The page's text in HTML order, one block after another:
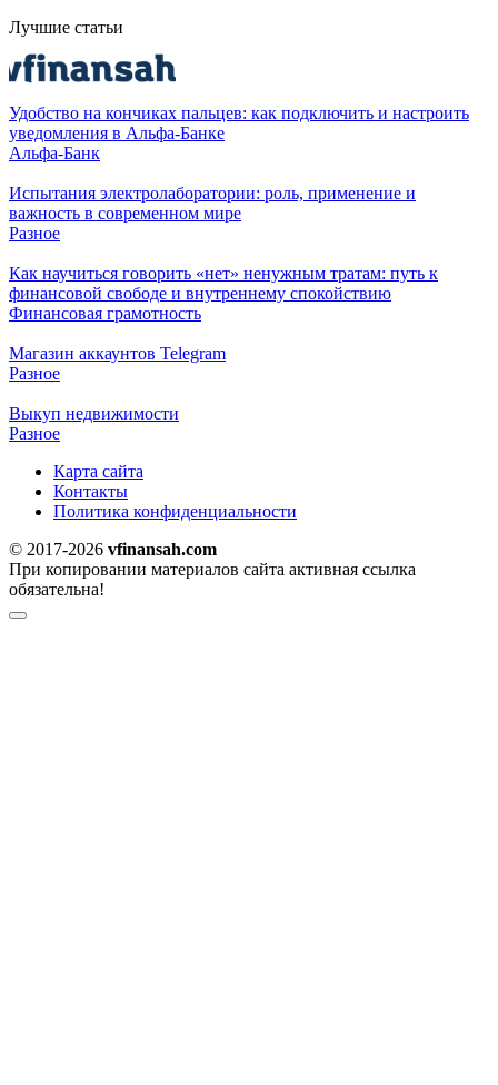
Лучшие статьи
Удобство на кончиках пальцев: как подключить и настроить
уведомления в Альфа-Банке
Альфа-Банк
Испытания электролаборатории: роль, применение и
важность в современном мире
Разное
Как научиться говорить «нет» ненужным тратам: путь к
финансовой свободе и внутреннему спокойствию
Финансовая грамотность
Магазин аккаунтов Telegram
Разное
Выкуп недвижимости
Разное
Карта сайта
Контакты
Политика конфиденциальности
© 2017-2026 vfinansah.com
При копировании материалов сайта активная ссылка
обязательна!